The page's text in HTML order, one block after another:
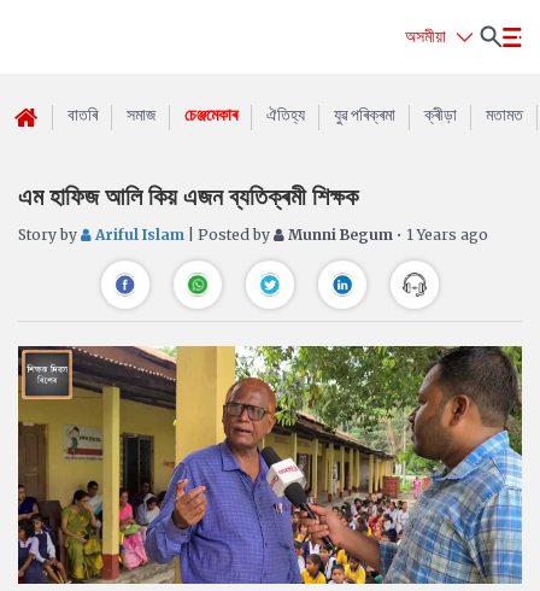
অসমীয়া
বাতৰি সমাজ চেঞ্জমেকাৰ ঐতিহ্য যুৱ পৰিক্ৰমা ক্ৰীড়া মতামত
এম হাফিজ আলি কিয় এজন ব্যতিক্ৰমী শিক্ষক
Story by Ariful Islam | Posted by Munni Begum • 1 Years ago